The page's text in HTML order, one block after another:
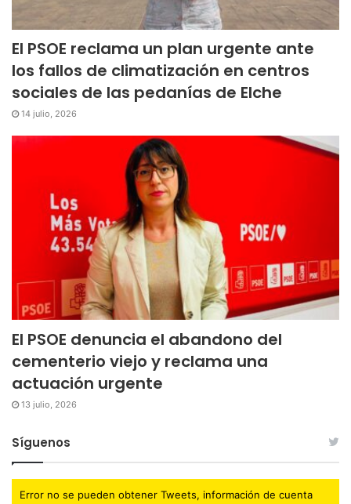
El PSOE reclama un plan urgente ante
los fallos de climatización en centros
sociales de las pedanías de Elche
14 julio, 2026
El PSOE denuncia el abandono del
cementerio viejo y reclama una
actuación urgente
13 julio, 2026
Síguenos
Error no se pueden obtener Tweets, información de cuenta